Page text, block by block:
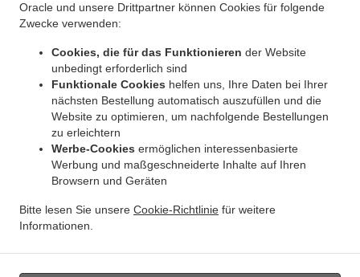
Oracle und unsere Drittpartner können Cookies für folgende
Zwecke verwenden:
Cookies, die für das Funktionieren der Website
unbedingt erforderlich sind
Funktionale Cookies helfen uns, Ihre Daten bei Ihrer
nächsten Bestellung automatisch auszufüllen und die
Website zu optimieren, um nachfolgende Bestellungen
zu erleichtern
Werbe-Cookies ermöglichen interessenbasierte
Werbung und maßgeschneiderte Inhalte auf Ihren
Browsern und Geräten
Bitte lesen Sie unsere Cookie-Richtlinie für weitere
Informationen.
Indian Essen Lieferservice Witten Stockum . North Indian Essen Lieferservice Witten
Essen Lieferservice Witten Bochum Ost . North Indian Essen Lieferservice Witten
Vöckenberg . North Indian Essen Lieferservice Witten Rüdinghausen
Essen Lieferservice Witten North Indian Essen Lieferservice Bochum Langendreer
North Indian Essen Lieferservice Bochum Werne North Indian Essen Lieferservice
Bochum Bochum Ost . North Indian Essen Lieferservice Bochum Lütgendortmund
Indian Essen Lieferservice Bochum . North Indian Essen Lieferservice Siebenplaneten
North Indian Essen Lieferservice Mengede
Essen Lieferservice Waltrop Ickern . North Indian Essen Lieferservice Waltrop Brambauer
. Essen zum mitnehmen und zum Liefern